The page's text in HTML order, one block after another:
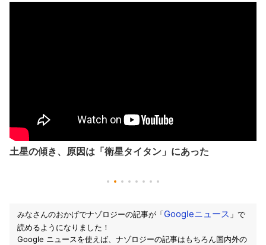
土星の傾き、原因は「衛星タイタン」にあった
みなさんのおかげでナゾロジーの記事が「Googleニュース 」で
読めるようになりました！
Google ニュースを使えば、ナゾロジーの記事はもちろん国内外の